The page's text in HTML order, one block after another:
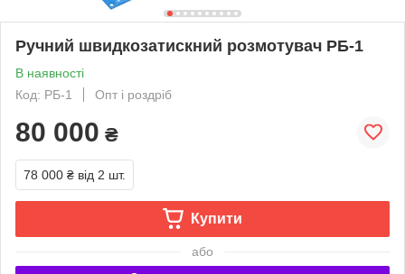
Ручний швидкозатискний розмотувач РБ-1
В наявності
Код: РБ-1
Опт і роздріб
80 000 ₴
78 000 ₴ від 2 шт.
Купити
або